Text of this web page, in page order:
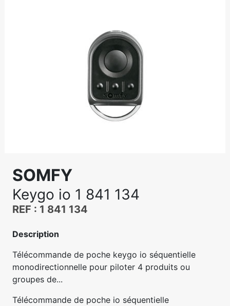
SOMFY
Keygo io 1 841 134
REF : 1 841 134
Description
Télécommande de poche keygo io séquentielle
monodirectionnelle pour piloter 4 produits ou
groupes de...
Télécommande de poche io séquentielle